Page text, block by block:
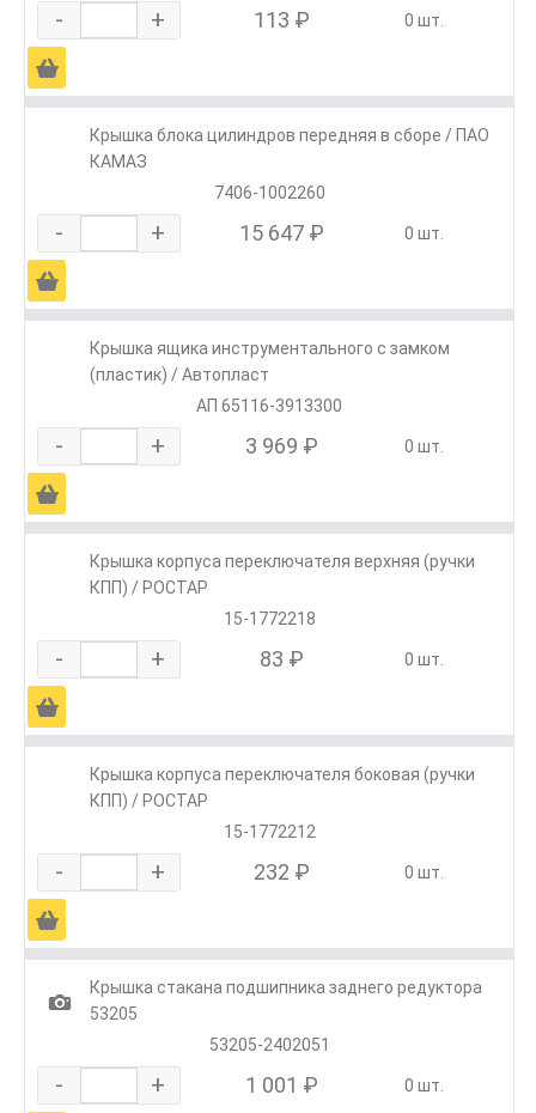
- + 113 ₽ 0 шт.
Ä
Крышка блока цилиндров передняя в сборе / ПАО
КАМАЗ
7406-1002260
- + 15 647 ₽ 0 шт.
Ä
Крышка ящика инструментального с замком
(пластик) / Автопласт
АП 65116-3913300
- + 3 969 ₽ 0 шт.
Ä
Крышка корпуса переключателя верхняя (ручки
КПП) / РОСТАР
15-1772218
- + 83 ₽ 0 шт.
Ä
Крышка корпуса переключателя боковая (ручки
КПП) / РОСТАР
15-1772212
- + 232 ₽ 0 шт.
Ä
1
Крышка стакана подшипника заднего редуктора
53205
53205-2402051
- + 1 001 ₽ 0 шт.